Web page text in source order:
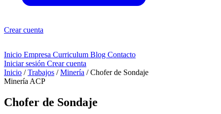
Crear cuenta
Inicio Empresa Curriculum Blog Contacto
Iniciar sesión Crear cuenta
Inicio / Trabajos / Minería / Chofer de Sondaje
Minería ACP
Chofer de Sondaje